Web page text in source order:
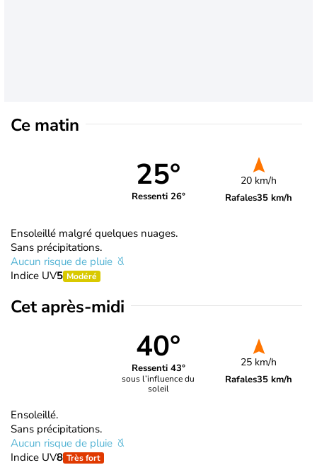
Ce matin
25°
Ressenti 26°
20 km/h
Rafales35 km/h
Ensoleillé malgré quelques nuages.
Sans précipitations.
Aucun risque de pluie
Indice UV5 Modéré
Cet après-midi
40°
Ressenti 43°
sous l’influence du
soleil
25 km/h
Rafales35 km/h
Ensoleillé.
Sans précipitations.
Aucun risque de pluie
Indice UV8 Très fort